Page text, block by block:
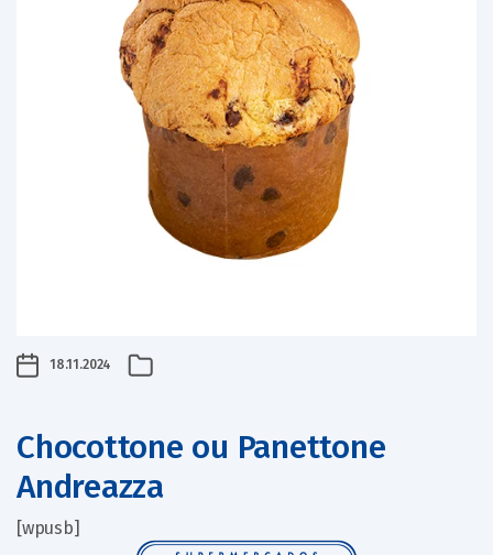
18.11.2024
Chocottone ou Panettone
Andreazza
[wpusb]